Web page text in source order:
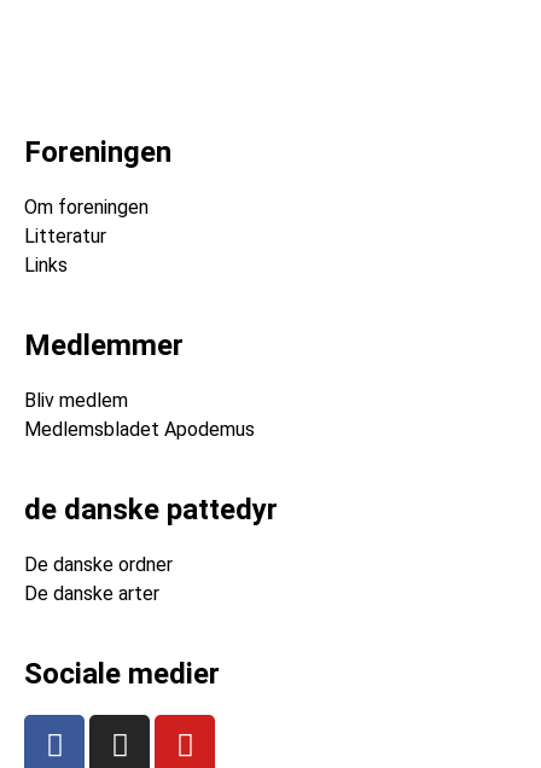
Foreningen
Om foreningen
Litteratur
Links
Medlemmer
Bliv medlem
Medlemsbladet Apodemus
de danske pattedyr
De danske ordner
De danske arter
Sociale medier